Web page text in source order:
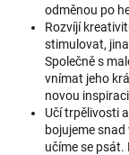
odměnou po
Rozvíjí
stimulovat,
Společně s
vnímat jeho
novou
Učí trpělivosti
bojujeme snad
učíme se